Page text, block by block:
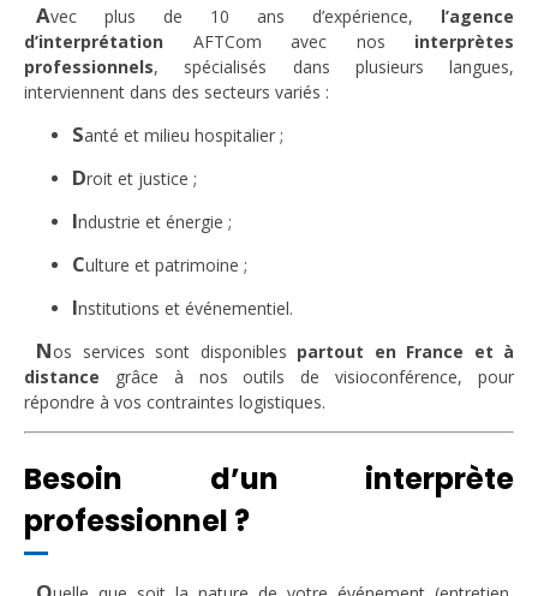
Avec plus de 10 ans d’expérience, l’agence
d’interprétation AFTCom avec nos interprètes
professionnels, spécialisés dans plusieurs langues,
interviennent dans des secteurs variés :
Santé et milieu hospitalier ;
Droit et justice ;
Industrie et énergie ;
Culture et patrimoine ;
Institutions et événementiel.
Nos services sont disponibles partout en France et à
distance grâce à nos outils de visioconférence, pour
répondre à vos contraintes logistiques.
Besoin d’un interprète
professionnel ?